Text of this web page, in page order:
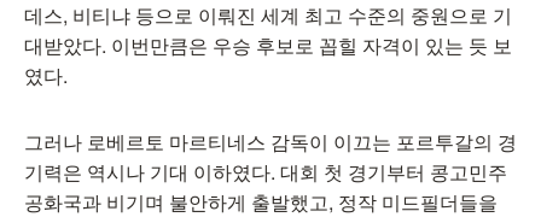
데스, 비티냐 등으로 이뤄진 세계 최고 수준의 중원으로 기
대받았다. 이번만큼은 우승 후보로 꼽힐 자격이 있는 듯 보
였다.
그러나 로베르토 마르티네스 감독이 이끄는 포르투갈의 경
기력은 역시나 기대 이하였다. 대회 첫 경기부터 콩고민주
공화국과 비기며 불안하게 출발했고, 정작 미드필더들을